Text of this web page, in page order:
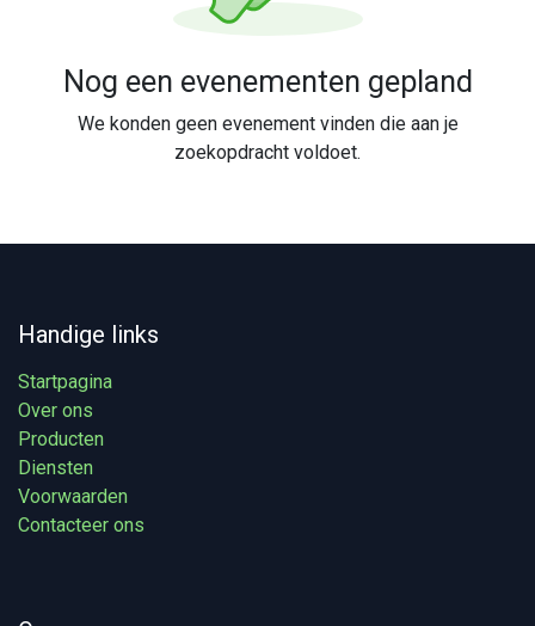
Nog een evenementen gepland
We konden geen evenement vinden die aan je
zoekopdracht voldoet.
Handige links
Startpagina
Over ons
Producten
Diensten
Voorwaarden
Contacteer ons